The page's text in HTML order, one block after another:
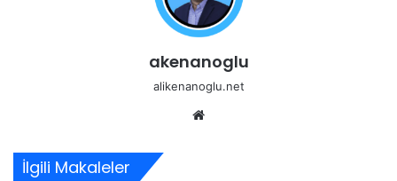
akenanoglu
alikenanoglu.net
İlgili Makaleler